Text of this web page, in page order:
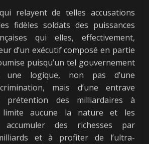
relayent de telles accusations
fidèles soldats des puissances
qui elles, effectivement,
d’un exécutif composé en partie
puisqu’un tel gouvernement
une logique, non pas d’une
mais d’une entrave
prétention des milliardaires à
limite aucune la nature et les
des richesses par
et à profiter de l’ultra-